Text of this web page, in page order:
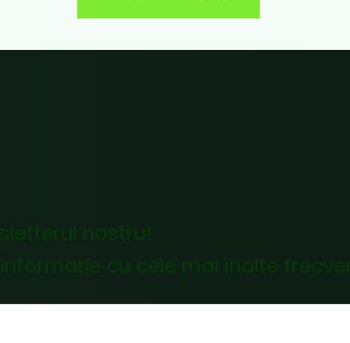
nostru!
cu cele mai înalte